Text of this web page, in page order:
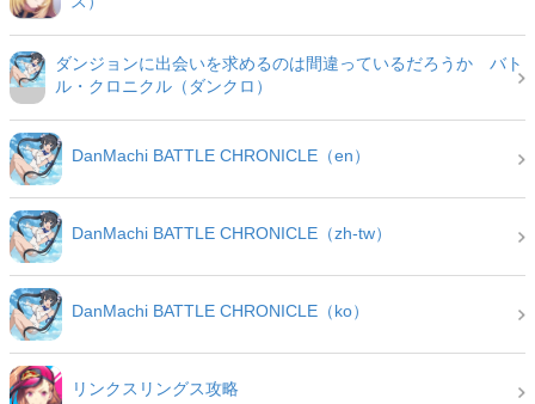
ダンジョンに出会いを求めるのは間違っているだろうか バト
ル・クロニクル（ダンクロ）
DanMachi BATTLE CHRONICLE（en）
DanMachi BATTLE CHRONICLE（zh-tw）
DanMachi BATTLE CHRONICLE（ko）
リンクスリングス攻略